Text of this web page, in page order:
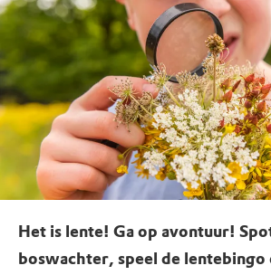
Het is lente! Ga op avontuur!
boswachter, speel de lentebingo